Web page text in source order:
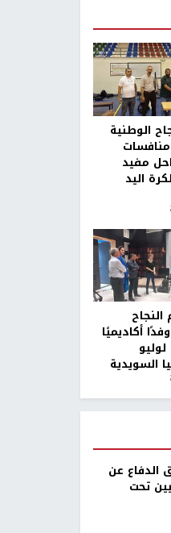
الوطنية
مفيد
اليد
النجاح
أكاديميًا
السويدية
الدفاع عن
تحت